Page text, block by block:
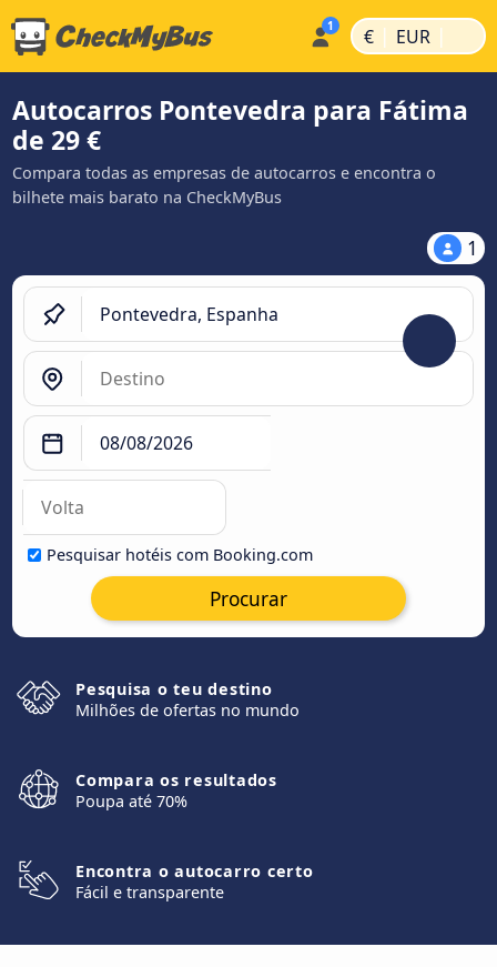
€ | EUR |
Autocarros Pontevedra para Fátima
de 29 €
Compara todas as empresas de autocarros e encontra o
bilhete mais barato na CheckMyBus
1
Pesquisar hotéis com Booking.com
Procurar
Pesquisa o teu destino
Milhões de ofertas no mundo
Compara os resultados
Poupa até 70%
Encontra o autocarro certo
Fácil e transparente